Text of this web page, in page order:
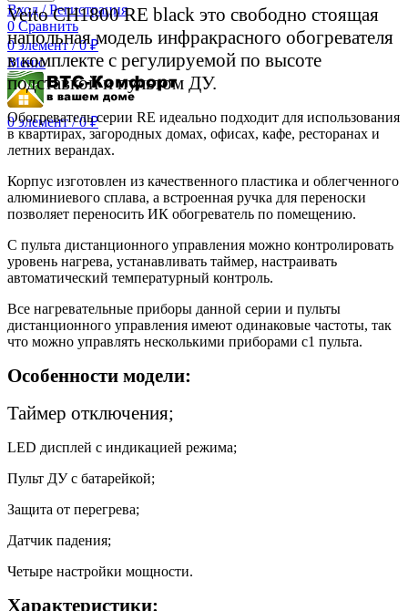
Вход / Регистрация
0 Сравнить
0элемент / 0₽
Меню
0элемент / 0₽
Veito CH1800 RE black это свободно стоящая
напольная модель инфракрасного обогревателя
в комплекте с регулируемой по высоте
подставкой и пультом ДУ.
Обогреватель серии RE идеально подходит для использования
в квартирах, загородных домах, офисах, кафе, ресторанах и
летних верандах.
Корпус изготовлен из качественного пластика и облегченного
алюминиевого сплава, а встроенная ручка для переноски
позволяет переносить ИК обогреватель по помещению.
С пульта дистанционного управления можно контролировать
уровень нагрева, устанавливать таймер, настраивать
автоматический температурный контроль.
Все нагревательные приборы данной серии и пульты
дистанционного управления имеют одинаковые частоты, так
что можно управлять несколькими приборами с1 пульта.
Особенности модели:
Таймер отключения;
LED дисплей с индикацией режима;
Пульт ДУ с батарейкой;
Защита от перегрева;
Датчик падения;
Четыре настройки мощности.
Характеристики: